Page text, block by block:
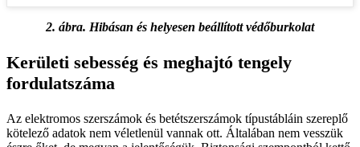
2. ábra. Hibásan és helyesen beállított védőburkolat
Kerületi sebesség és meghajtó tengely
fordulatszáma
Az elektromos szerszámok és betétszerszámok típustábláin szereplő
kötelező adatok nem véletlenül vannak ott. Általában nem vesszük